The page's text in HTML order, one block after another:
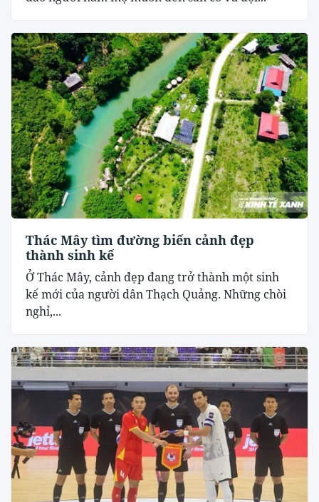
Thác Mây tìm đường biến cảnh đẹp
thành sinh kế
Ở Thác Mây, cảnh đẹp đang trở thành một sinh
kế mới của người dân Thạch Quảng. Những chòi
nghỉ,...